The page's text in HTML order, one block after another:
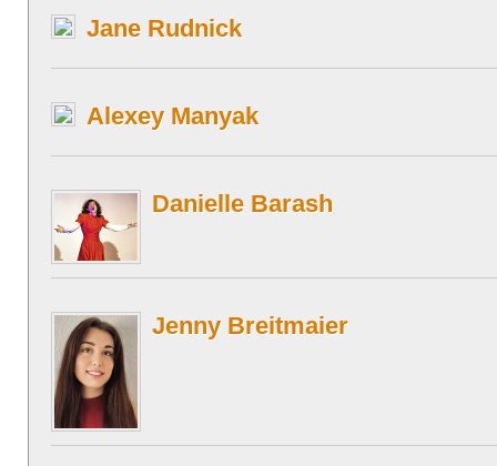
Jane Rudnick
Alexey Manyak
Danielle Barash
Jenny Breitmaier